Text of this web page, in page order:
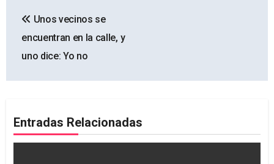
de
entradas
Unos vecinos se
encuentran en la calle, y
uno dice: Yo no
Entradas Relacionadas